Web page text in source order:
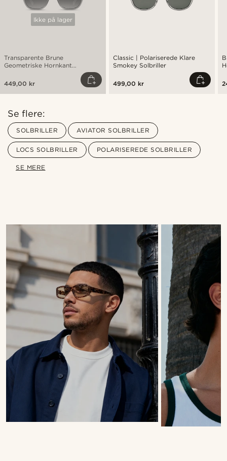
Ikke på lager
Transparente Brune
Geometriske Hornkant
449,00 kr
Classic | Polariserede Klare
Smokey Solbriller
499,00 kr
Se flere:
SOLBRILLER AVIATOR SOLBRILLER
LOCS SOLBRILLER POLARISEREDE SOLBRILLER
SE MERE